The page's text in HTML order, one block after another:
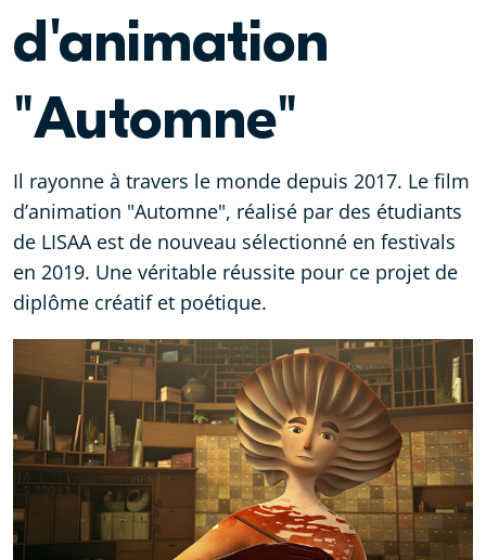
d'animation
"Automne"
Il rayonne à travers le monde depuis 2017. Le film
d’animation "Automne", réalisé par des étudiants
de LISAA est de nouveau sélectionné en festivals
en 2019. Une véritable réussite pour ce projet de
diplôme créatif et poétique.